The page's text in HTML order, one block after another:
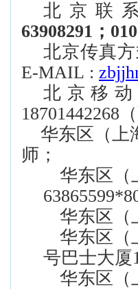
北京联
63908291； 0
北京传真方
E-MAIL :
北京移动
18701442268
华东区（上
师；
华东区（
华东区（上
华东区（上
号巴士大厦
华东区（上